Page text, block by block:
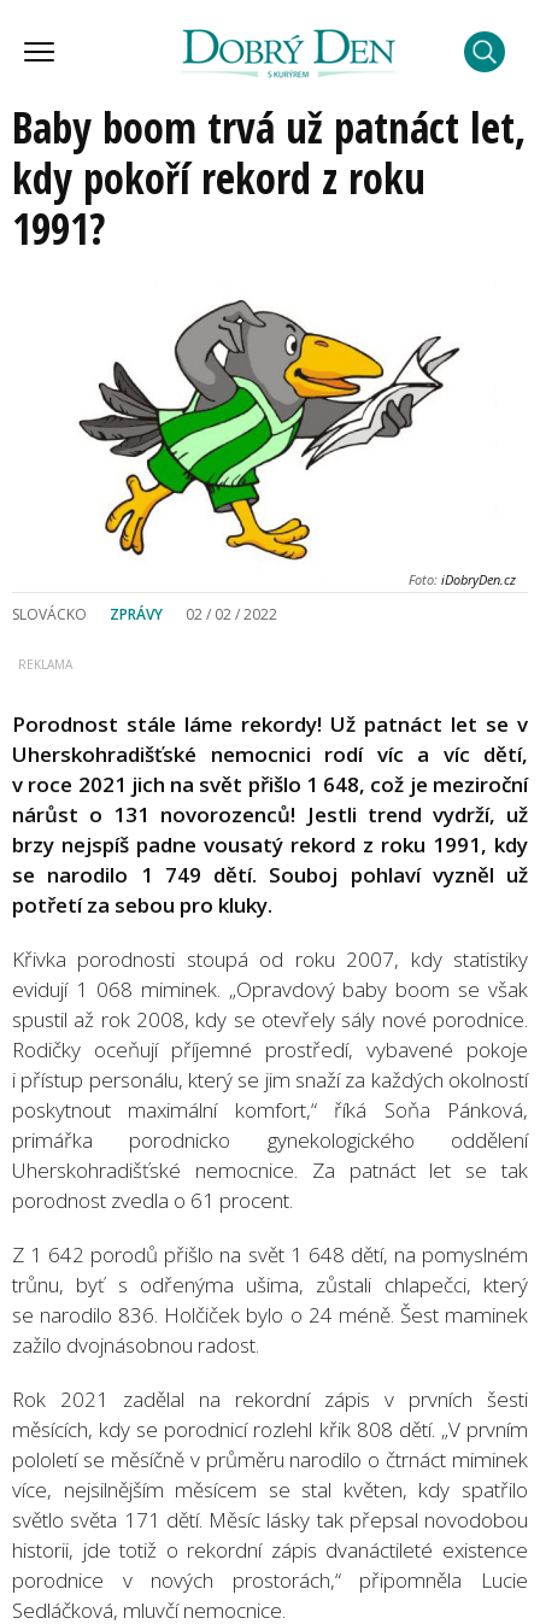
Baby boom trvá už patnáct let,
kdy pokoří rekord z roku
1991?
Foto: iDobryDen.cz
SLOVÁCKO ZPRÁVY 02 / 02 / 2022
Porodnost stále láme rekordy! Už patnáct let se v
Uherskohradišťské nemocnici rodí víc a víc dětí,
v roce 2021 jich na svět přišlo 1 648, což je meziroční
nárůst o 131 novorozenců! Jestli trend vydrží, už
brzy nejspíš padne vousatý rekord z roku 1991, kdy
se narodilo 1 749 dětí. Souboj pohlaví vyzněl už
potřetí za sebou pro kluky.
Křivka porodnosti stoupá od roku 2007, kdy statistiky
evidují 1 068 miminek. „Opravdový baby boom se však
spustil až rok 2008, kdy se otevřely sály nové porodnice.
Rodičky oceňují příjemné prostředí, vybavené pokoje
i přístup personálu, který se jim snaží za každých okolností
poskytnout maximální komfort,“ říká Soňa Pánková,
primářka porodnicko gynekologického oddělení
Uherskohradišťské nemocnice. Za patnáct let se tak
porodnost zvedla o 61 procent.
Z 1 642 porodů přišlo na svět 1 648 dětí, na pomyslném
trůnu, byť s odřenýma ušima, zůstali chlapečci, který
se narodilo 836. Holčiček bylo o 24 méně. Šest maminek
zažilo dvojnásobnou radost.
Rok 2021 zadělal na rekordní zápis v prvních šesti
měsících, kdy se porodnicí rozlehl křik 808 dětí. „V prvním
pololetí se měsíčně v průměru narodilo o čtrnáct miminek
více, nejsilnějším měsícem se stal květen, kdy spatřilo
světlo světa 171 dětí. Měsíc lásky tak přepsal novodobou
historii, jde totiž o rekordní zápis dvanáctileté existence
porodnice v nových prostorách,“ připomněla Lucie
Sedláčková, mluvčí nemocnice.